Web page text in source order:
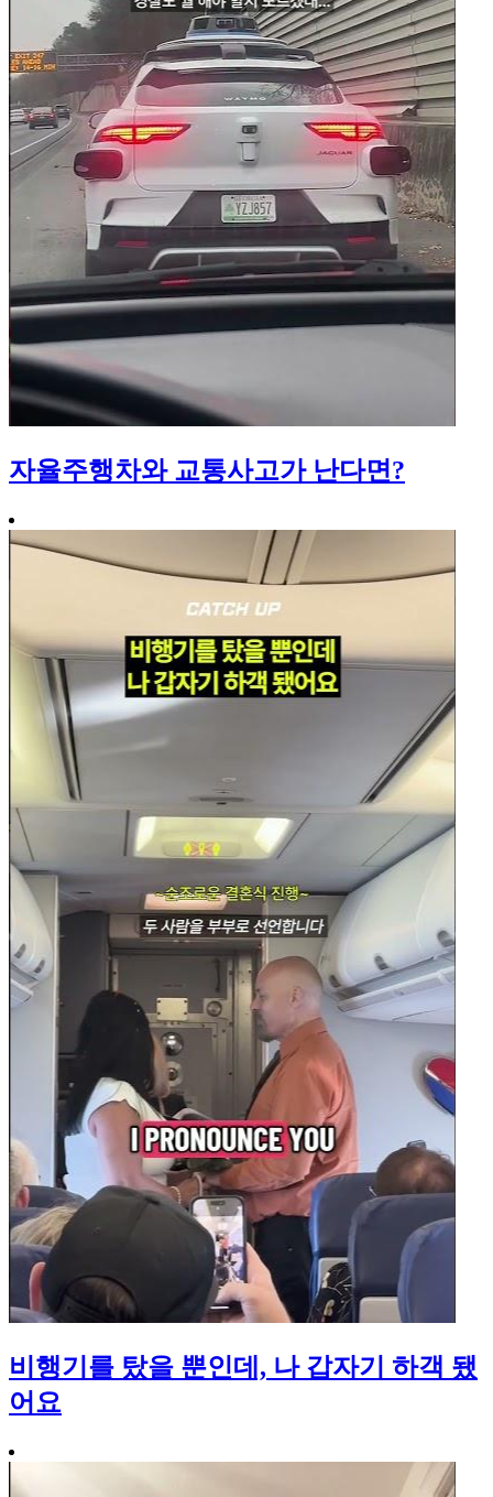
자율주행차와 교통사고가 난다면?
비행기를 탔을 뿐인데, 나 갑자기 하객 됐
어요